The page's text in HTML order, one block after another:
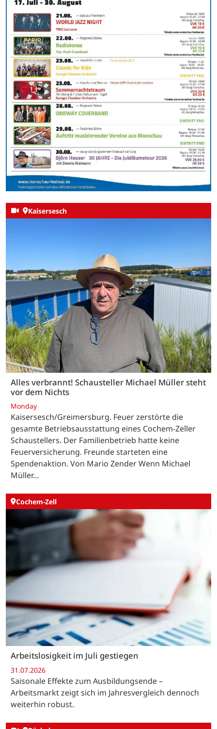
Kaisersesch
Alles verbrannt! Schausteller Michael Müller steht
vor dem Nichts
Monday
Kaisersesch/Greimersburg. Feuer zerstörte die
gesamte Betriebsausstattung eines Cochem-Zeller
Schaustellers. Der Familienbetrieb hatte keine
Feuerversicherung. Freunde starteten eine
Spendenaktion. Von Mario Zender Wenn Michael
Müller…
Cochem-Zell
Arbeitslosigkeit im Juli gestiegen
31.07.2026
Saisonale Effekte zum Ausbildungsende –
Arbeitsmarkt zeigt sich im Jahresvergleich dennoch
weiterhin robust.